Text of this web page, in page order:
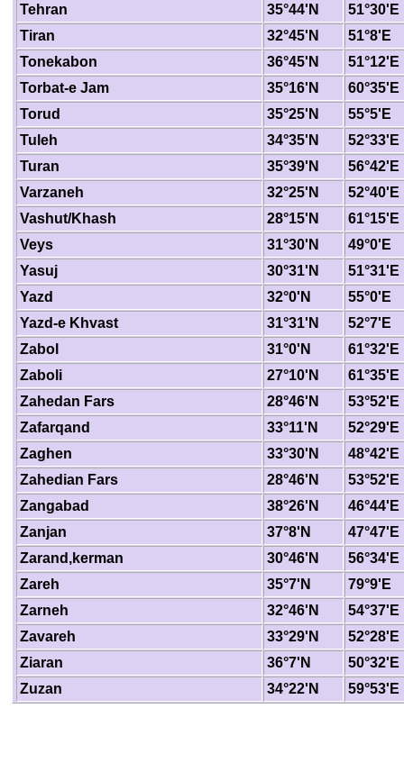
Tehran
35°44'N
51°30'E
Tiran
32°45'N
51°8'E
Tonekabon
36°45'N
51°12'E
Torbat-e Jam
35°16'N
60°35'E
Torud
35°25'N
55°5'E
Tuleh
34°35'N
52°33'E
Turan
35°39'N
56°42'E
Varzaneh
32°25'N
52°40'E
Vashut/Khash
28°15'N
61°15'E
Veys
31°30'N
49°0'E
Yasuj
30°31'N
51°31'E
Yazd
32°0'N
55°0'E
Yazd-e Khvast
31°31'N
52°7'E
Zabol
31°0'N
61°32'E
Zaboli
27°10'N
61°35'E
Zahedan Fars
28°46'N
53°52'E
Zafarqand
33°11'N
52°29'E
Zaghen
33°30'N
48°42'E
Zahedian Fars
28°46'N
53°52'E
Zangabad
38°26'N
46°44'E
Zanjan
37°8'N
47°47'E
Zarand,kerman
30°46'N
56°34'E
Zareh
35°7'N
79°9'E
Zarneh
32°46'N
54°37'E
Zavareh
33°29'N
52°28'E
Ziaran
36°7'N
50°32'E
Zuzan
34°22'N 59°53'E